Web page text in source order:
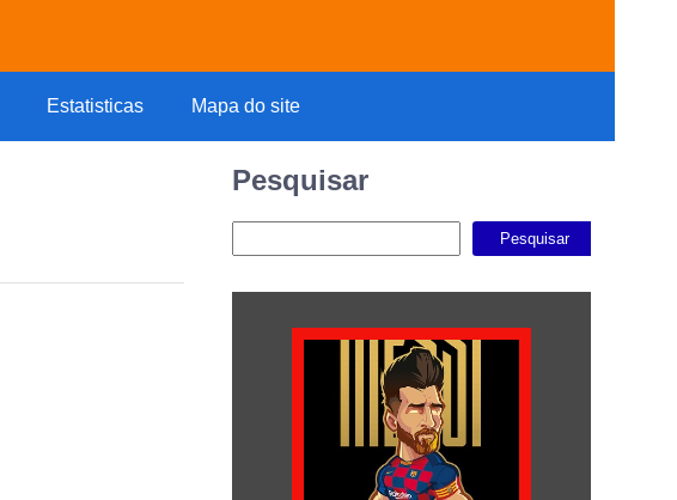
Estatisticas Mapa do site
Pesquisar
Pesquisar